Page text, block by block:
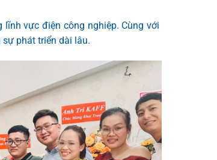
vực điện công nghiệp. Cùng với
phát triển dài lâu.